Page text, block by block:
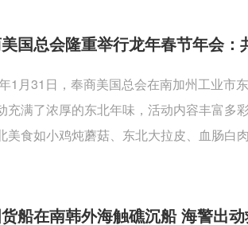
国总会隆重举行龙年春节年会：
1月31日，奉商美国总会在南加州工业市
充满了浓厚的东北年味，活动内容丰富多
美食如小鸡炖蘑菇、东北大拉皮、血肠白
船在南韩外海触礁沉船 海警出